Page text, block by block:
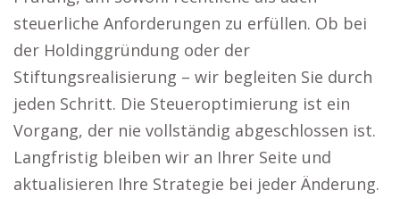
steuerliche Anforderungen zu erfüllen. Ob bei
der Holdinggründung oder der
Stiftungsrealisierung – wir begleiten Sie durch
jeden Schritt. Die Steueroptimierung ist ein
Vorgang, der nie vollständig abgeschlossen ist.
Langfristig bleiben wir an Ihrer Seite und
aktualisieren Ihre Strategie bei jeder Änderung.